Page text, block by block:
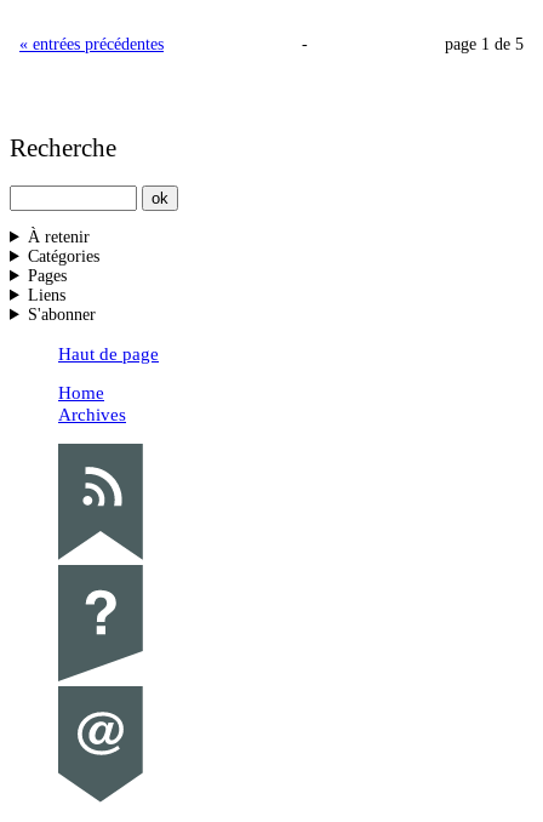
« entrées précédentes - page 1 de 5
Recherche
À retenir
Catégories
Pages
Liens
S'abonner
Haut de page
Home
Archives